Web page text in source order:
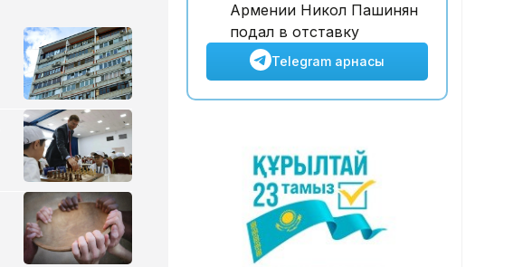
Армении Никол Пашинян
подал в отставку
Telegram арнасы